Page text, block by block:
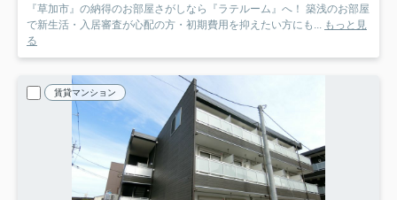
『草加市』の納得のお部屋さがしなら『ラテルーム』へ！ 築浅のお部屋
で新生活・入居審査が心配の方・初期費用を抑えたい方にも... もっと見
る
賃貸マンション